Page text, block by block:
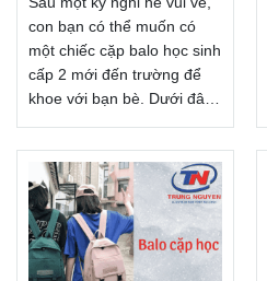
toán tiền khi nhận hàng.
Xem thêm
con bạn có thể muốn có
một chiếc cặp balo học sinh
cấp 2 mới đến trường để
khoe với bạn bè. Dưới đây
về những chiếc balo tốt
nhất cho trường học để
giúp bạn chọn một chiếc
balo tiện dụng nhưng thời
trang. Balo cần phải bền và
lâu dài vì chúng được sử